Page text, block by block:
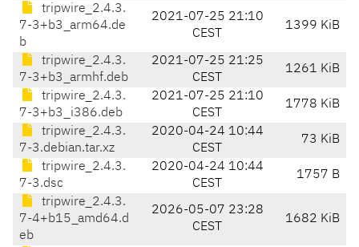
tripwire_2.4.3.
7-3+b3_arm64.de
b
2021-07-25 21:10
CEST
1399 KiB
tripwire_2.4.3.
7-3+b3_armhf.deb
2021-07-25 21:25
CEST
1261 KiB
tripwire_2.4.3.
7-3+b3_i386.deb
2021-07-25 21:10
CEST
1778 KiB
tripwire_2.4.3.
7-3.debian.tar.xz
2020-04-24 10:44
CEST
73 KiB
tripwire_2.4.3.
7-3.dsc
2020-04-24 10:44
CEST
1757 B
tripwire_2.4.3.
7-4+b15_amd64.d
eb
2026-05-07 23:28
CEST
1682 KiB